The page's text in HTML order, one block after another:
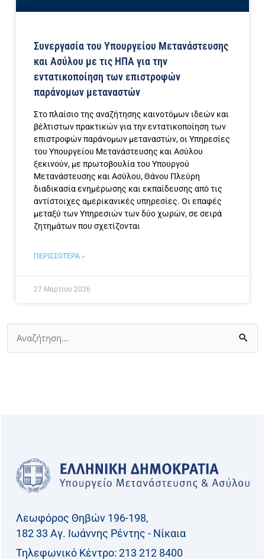
Συνεργασία του Υπουργείου Μετανάστευσης
και Ασύλου με τις ΗΠΑ για την
εντατικοποίηση των επιστροφών
παράνομων μεταναστών
Στο πλαίσιο της αναζήτησης καινοτόμων ιδεών και
βέλτιστων πρακτικών για την εντατικοποίηση των
επιστροφών παράνομων μεταναστών, οι Υπηρεσίες
του Υπουργείου Μετανάστευσης και Ασύλου
ξεκινούν, με πρωτοβουλία του Υπουργού
Μετανάστευσης και Ασύλου, Θάνου Πλεύρη
διαδικασία ενημέρωσης και εκπαίδευσης από τις
αντίστοιχες αμερικανικές υπηρεσίες. Οι επαφές
μεταξύ των Υπηρεσιών των δύο χωρών, σε σειρά
ζητημάτων που σχετίζονται
ΠΕΡΙΣΣΟΤΕΡΑ »
27 Μαρτίου 2026
Αναζήτηση
για:
Λεωφόρος Θηβών 196-198,
182 33 Aγ. Ιωάννης Ρέντης - Νίκαια
Τηλεφωνικό Kέντρο: 213 212 8400